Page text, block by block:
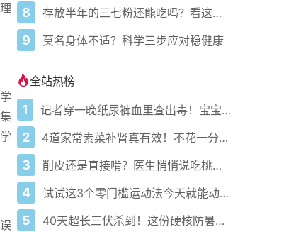
8 存放半年的三七粉还能吃吗？看这几点就懂
9 莫名身体不适？科学三步应对稳健康
全站热榜
1 记者穿一晚纸尿裤血里查出毒！宝宝血液浓度竟是成人的5倍？
2 4道家常素菜补肾真有效！不花一分钱还比生蚝更温和
3 削皮还是直接啃？医生悄悄说吃桃的南北真相藏在这3个关键点
4 试试这3个零门槛运动法今天就能动起来
5 40天超长三伏杀到！这份硬核防暑攻略让你稳过整个夏天